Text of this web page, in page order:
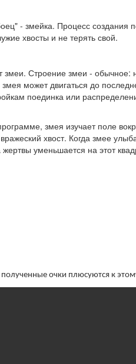
- змейка. Процесс создания
хвосты и не терять свой.
змеи. Строение змеи - обычное:
может двигаться до
поединка или
змея изучает поле
хвост. Когда змее
уменьшается на этот
очки плюсуются к